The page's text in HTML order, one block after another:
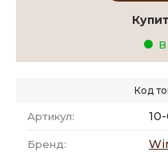
Код
Артикул:
Бренд:
В